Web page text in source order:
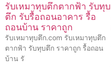
รับเหมาทุบตึกตากฟ้า รับทุบ
ตึก รับรื้อถอนอาคาร รื้อ
ถอนบ้าน ราคาถูก
รับเหมาทุบตึก.com รับเหมาทุบตึก
ตากฟ้า รับทุบตึก ราคาถูก รื้อถอน
บ้าน รั